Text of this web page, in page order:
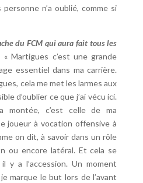
n’a oublié, comme si
du FCM qui aura fait tous les
« Martigues c’est une grande
essentiel dans ma carrière.
cela me met les larmes aux
d’oublier ce que j’ai vécu ici.
montée, c’est celle de ma
joueur à vocation offensive à
on dit, à savoir dans un rôle
ou encore latéral. Et cela se
y a l’accession. Un moment
marque le but lors de l’avant